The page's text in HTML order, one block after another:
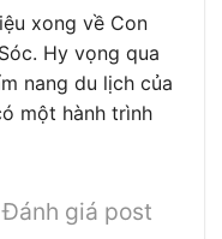
xong về Con
Hy vọng qua
nang du lịch của
một hành trình
Đánh giá post